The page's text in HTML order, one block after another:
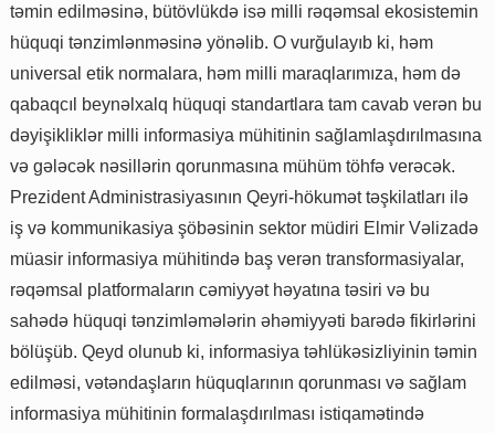
təmin edilməsinə, bütövlükdə isə milli rəqəmsal ekosistemin
hüquqi tənzimlənməsinə yönəlib. O vurğulayıb ki, həm
universal etik normalara, həm milli maraqlarımıza, həm də
qabaqcıl beynəlxalq hüquqi standartlara tam cavab verən bu
dəyişikliklər milli informasiya mühitinin sağlamlaşdırılmasına
və gələcək nəsillərin qorunmasına mühüm töhfə verəcək.
Prezident Administrasiyasının Qeyri-hökumət təşkilatları ilə
iş və kommunikasiya şöbəsinin sektor müdiri Elmir Vəlizadə
müasir informasiya mühitində baş verən transformasiyalar,
rəqəmsal platformaların cəmiyyət həyatına təsiri və bu
sahədə hüquqi tənzimləmələrin əhəmiyyəti barədə fikirlərini
bölüşüb. Qeyd olunub ki, informasiya təhlükəsizliyinin təmin
edilməsi, vətəndaşların hüquqlarının qorunması və sağlam
informasiya mühitinin formalaşdırılması istiqamətində